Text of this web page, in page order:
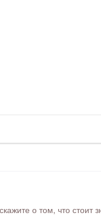
о том, что стоит